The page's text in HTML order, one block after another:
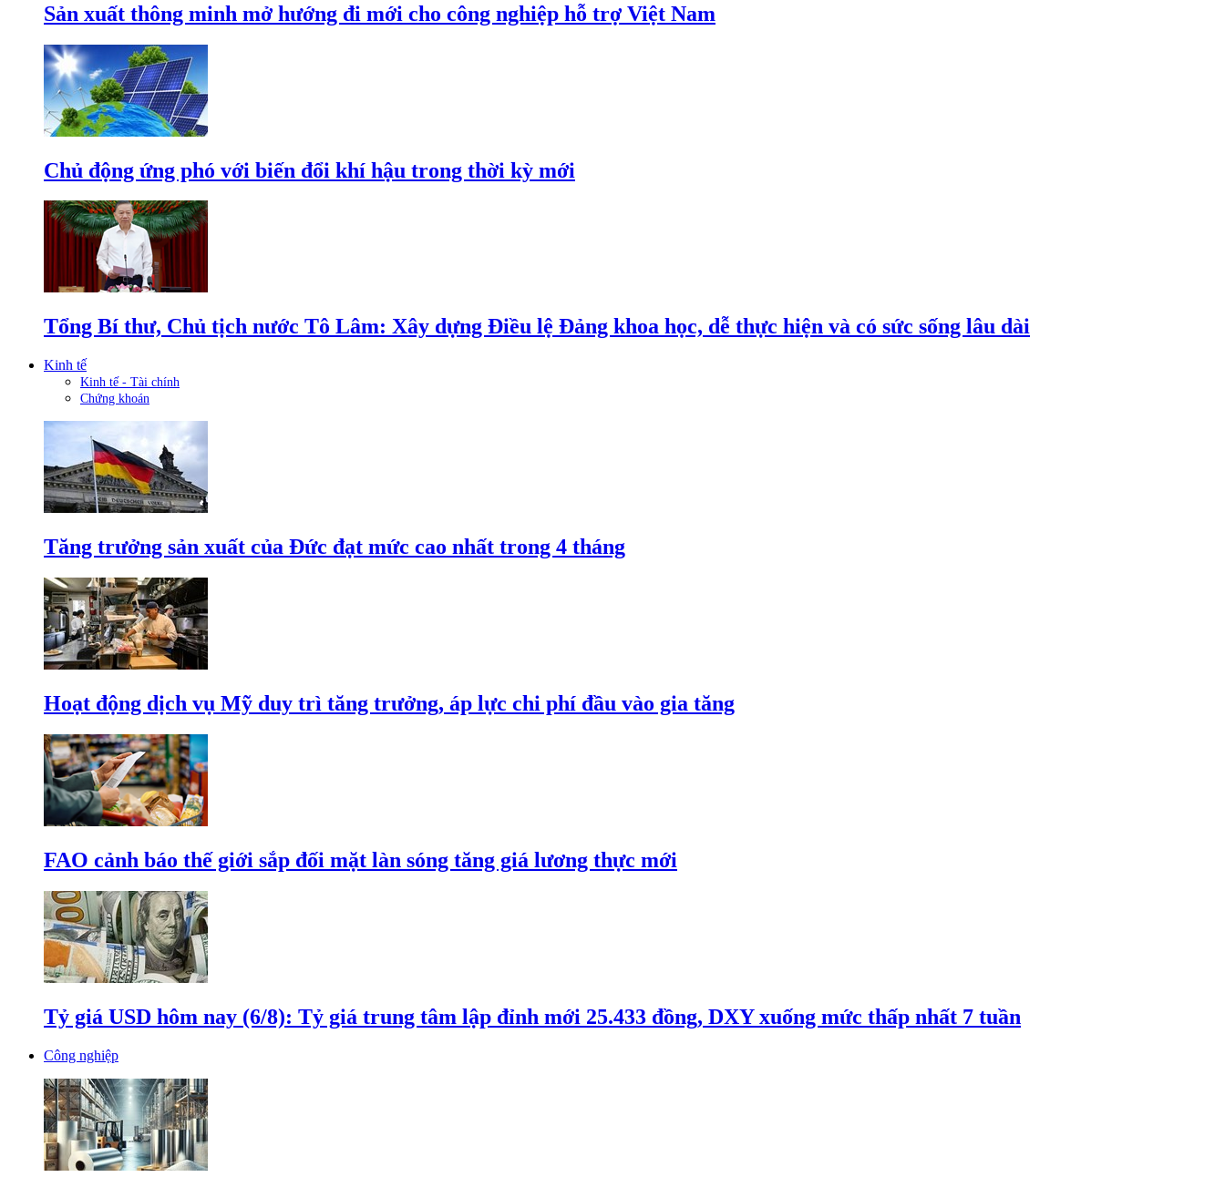
Sản xuất thông minh mở hướng đi mới cho công nghiệp hỗ trợ Việt Nam
Chủ động ứng phó với biến đổi khí hậu trong thời kỳ mới
Tổng Bí thư, Chủ tịch nước Tô Lâm: Xây dựng Điều lệ Đảng khoa học, dễ thực hiện và có sức sống lâu dài
Kinh tế
Kinh tế - Tài chính
Chứng khoán
Tăng trưởng sản xuất của Đức đạt mức cao nhất trong 4 tháng
Hoạt động dịch vụ Mỹ duy trì tăng trưởng, áp lực chi phí đầu vào gia tăng
FAO cảnh báo thế giới sắp đối mặt làn sóng tăng giá lương thực mới
Tỷ giá USD hôm nay (6/8): Tỷ giá trung tâm lập đỉnh mới 25.433 đồng, DXY xuống mức thấp nhất 7 tuần
Công nghiệp